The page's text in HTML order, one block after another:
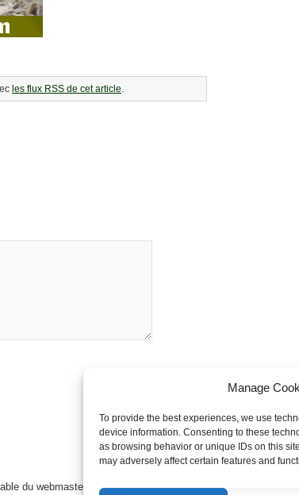
Manage
To provide the best experiences, we use
device information. Consenting to these
as browsing behavior or unique IDs on this
may adversely affect certain features and
les flux RSS de cet article.
du webmaster constitue une violation du